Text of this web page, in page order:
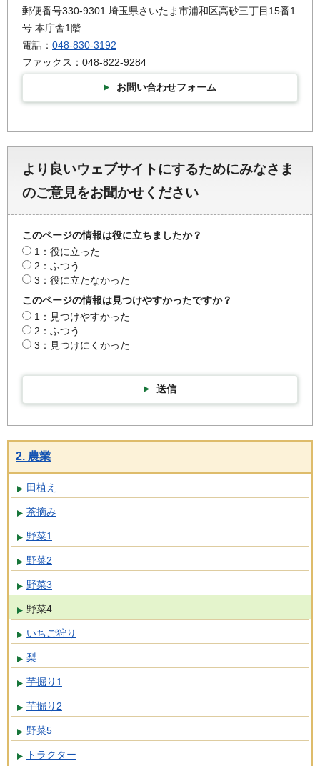
郵便番号330-9301 埼玉県さいたま市浦和区高砂三丁目15番1
号 本庁舎1階
電話： 048-830-3192
ファックス：048-822-9284
お問い合わせフォーム
より良いウェブサイトにするためにみなさま
のご意見をお聞かせください
このページの情報は役に立ちましたか？
1：役に立った
2：ふつう
3：役に立たなかった
このページの情報は見つけやすかったですか？
1：見つけやすかった
2：ふつう
3：見つけにくかった
送信
2. 農業
田植え
茶摘み
野菜1
野菜2
野菜3
野菜4
いちご狩り
梨
芋掘り1
芋掘り2
野菜5
トラクター